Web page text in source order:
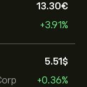
13.30‎€‎
+3.91%
5.51‎$‎
+0.36%